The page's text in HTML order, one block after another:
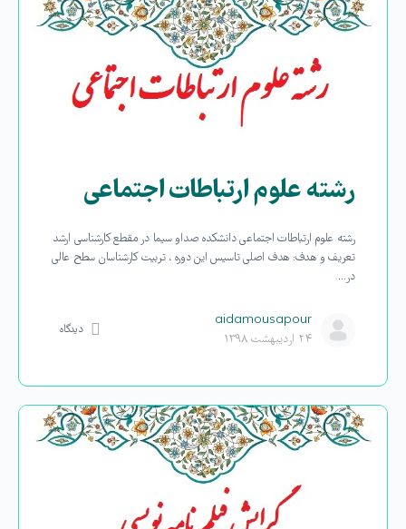
رشته علوم ارتباطات اجتماعی
رشته علوم ارتباطات اجتماعی دانشکده صداو سیما در مقطع کارشناسی ارشد
تعریف و هدف: هدف اصلی تاسیس این دوره ، تربیت کارشناسان سطح عالی
در…
aidamousapour
۲۴ اردیبهشت ۱۳۹۸
دیدگاه